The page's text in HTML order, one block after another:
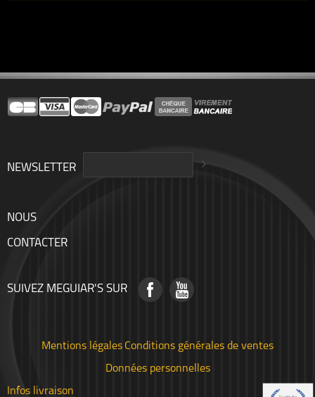
NEWSLETTER
NOUS
CONTACTER
SUIVEZ MEGUIAR'S SUR
Mentions légales Conditions générales de ventes
Données personnelles
Infos livraison